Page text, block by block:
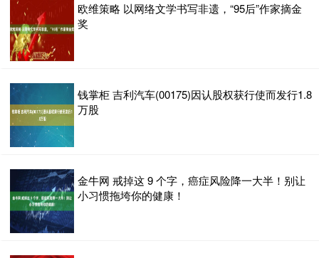
欧维策略 以网络文学书写非遗，“95后”作家摘金
奖
钱掌柜 吉利汽车(00175)因认股权获行使而发行1.8
万股
金牛网 戒掉这 9 个字，癌症风险降一大半！别让
小习惯拖垮你的健康！